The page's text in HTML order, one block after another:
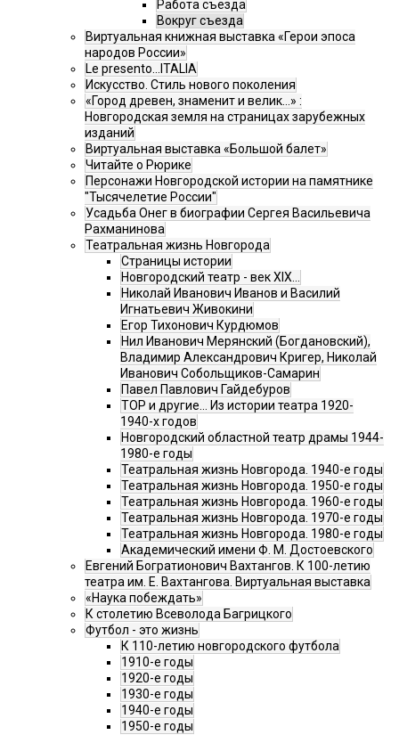
Работа съезда
Вокруг съезда
Виртуальная книжная выставка «Герои эпоса
народов России»
Le presento...ITALIA
Искусство. Стиль нового поколения
«Город древен, знаменит и велик…» :
Новгородская земля на страницах зарубежных
изданий
Виртуальная выставка «Большой балет»
Читайте о Рюрике
Персонажи Новгородской истории на памятнике
"Тысячелетие России"
Усадьба Онег в биографии Сергея Васильевича
Рахманинова
Театральная жизнь Новгорода
Страницы истории
Новгородский театр - век XIX…
Николай Иванович Иванов и Василий
Игнатьевич Живокини
Егор Тихонович Курдюмов
Нил Иванович Мерянский (Богдановский),
Владимир Александрович Кригер, Николай
Иванович Собольщиков-Самарин
Павел Павлович Гайдебуров
ТОР и другие… Из истории театра 1920-
1940-х годов
Новгородский областной театр драмы 1944-
1980-е годы
Театральная жизнь Новгорода. 1940-е годы
Театральная жизнь Новгорода. 1950-е годы
Театральная жизнь Новгорода. 1960-е годы
Театральная жизнь Новгорода. 1970-е годы
Театральная жизнь Новгорода. 1980-е годы
Академический имени Ф. М. Достоевского
Евгений Богратионович Вахтангов. К 100-летию
театра им. Е. Вахтангова. Виртуальная выставка
«Наука побеждать»
К столетию Всеволода Багрицкого
Футбол - это жизнь
К 110-летию новгородского футбола
1910-е годы
1920-е годы
1930-е годы
1940-е годы
1950-е годы